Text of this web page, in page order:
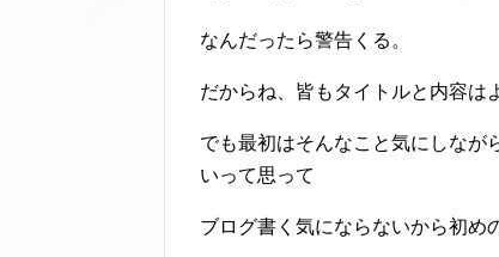
なんだったら警告くる。
だからね、皆もタイトルと内容は
でも最初はそんなこと気にしなが
いって思って
ブログ書く気にならないから初め